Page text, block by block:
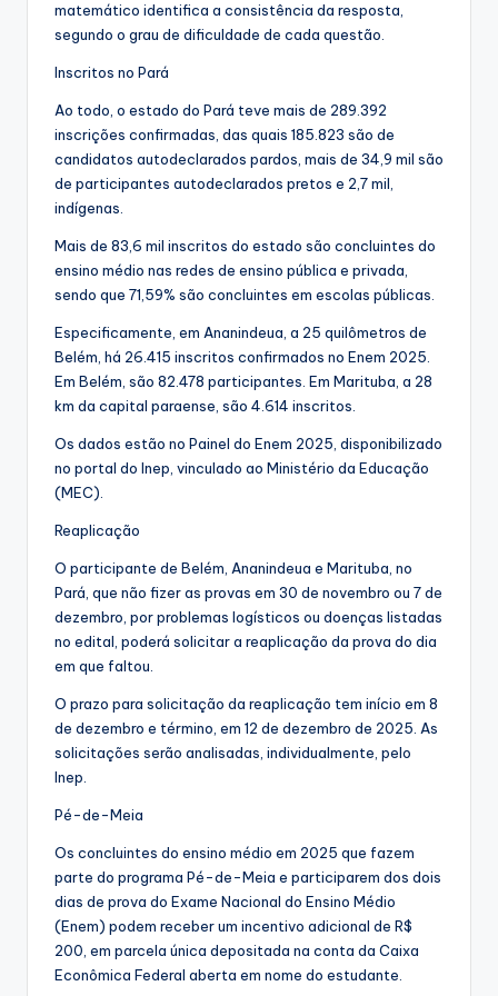
matemático identifica a consistência da resposta,
segundo o grau de dificuldade de cada questão.
Inscritos no Pará
Ao todo, o estado do Pará teve mais de 289.392
inscrições confirmadas, das quais 185.823 são de
candidatos autodeclarados pardos, mais de 34,9 mil são
de participantes autodeclarados pretos e 2,7 mil,
indígenas.
Mais de 83,6 mil inscritos do estado são concluintes do
ensino médio nas redes de ensino pública e privada,
sendo que 71,59% são concluintes em escolas públicas.
Especificamente, em Ananindeua, a 25 quilômetros de
Belém, há 26.415 inscritos confirmados no Enem 2025.
Em Belém, são 82.478 participantes. Em Marituba, a 28
km da capital paraense, são 4.614 inscritos.
Os dados estão no Painel do Enem 2025, disponibilizado
no portal do Inep, vinculado ao Ministério da Educação
(MEC).
Reaplicação
O participante de Belém, Ananindeua e Marituba, no
Pará, que não fizer as provas em 30 de novembro ou 7 de
dezembro, por problemas logísticos ou doenças listadas
no edital, poderá solicitar a reaplicação da prova do dia
em que faltou.
O prazo para solicitação da reaplicação tem início em 8
de dezembro e término, em 12 de dezembro de 2025. As
solicitações serão analisadas, individualmente, pelo
Inep.
Pé-de-Meia
Os concluintes do ensino médio em 2025 que fazem
parte do programa Pé-de-Meia e participarem dos dois
dias de prova do Exame Nacional do Ensino Médio
(Enem) podem receber um incentivo adicional de R$
200, em parcela única depositada na conta da Caixa
Econômica Federal aberta em nome do estudante.